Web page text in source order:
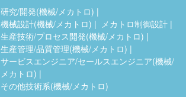
研究/開発(機械/メカトロ)
機械設計(機械/メカトロ)
メカトロ制御設計
生産技術/プロセス開発(機械/メカトロ)
生産管理/品質管理(機械/メカトロ)
サービスエンジニア/セールスエンジニア(機械/
メカトロ)
その他技術系(機械/メカトロ)